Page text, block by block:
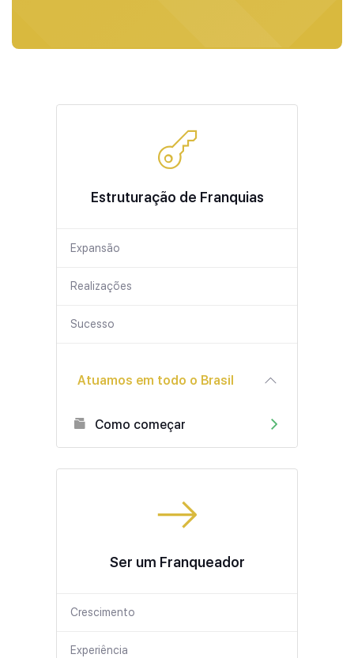
Estruturação de Franquias
Expansão
Realizações
Sucesso
Atuamos em todo o Brasil
Como começar
Ser um Franqueador
Crescimento
Experiência